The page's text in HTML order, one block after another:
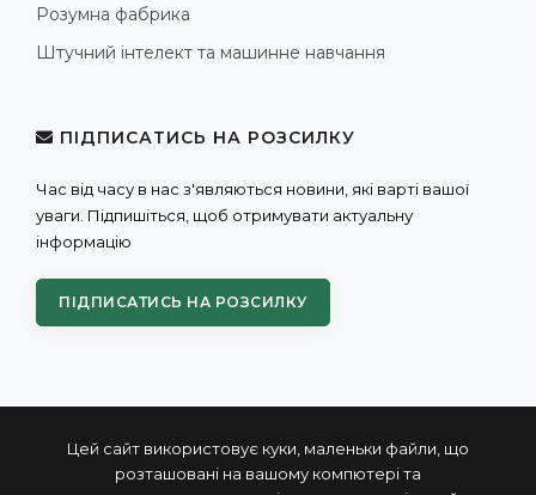
Цей сайт використовує куки, маленьки файли, що
розташовані на вашому компютері та
Розумна фабрика
Штучний інтелект та машинне навчання
ПІДПИСАТИСЬ НА РОЗСИЛКУ
Час від часу в нас з'являються новини, які варті вашої
уваги. Підпишіться, щоб отримувати актуальну
інформацію
ПІДПИСАТИСЬ НА РОЗСИЛКУ